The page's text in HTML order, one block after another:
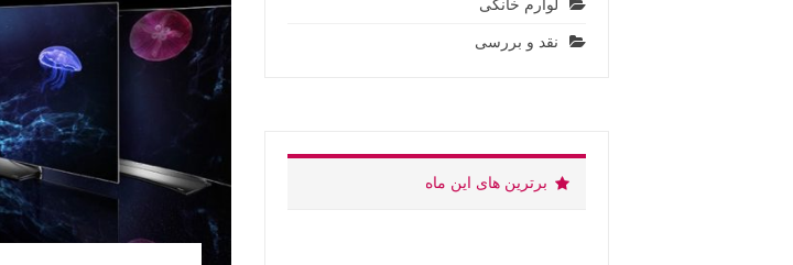
لوارم خانگی
نقد و بررسی
برترین های این ماه